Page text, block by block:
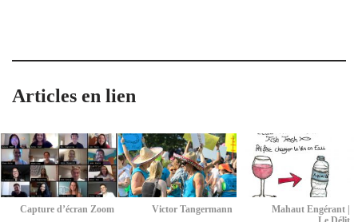
Articles en lien
Capture d’écran Zoom Victor Tangermann
Mahaut Engérant |